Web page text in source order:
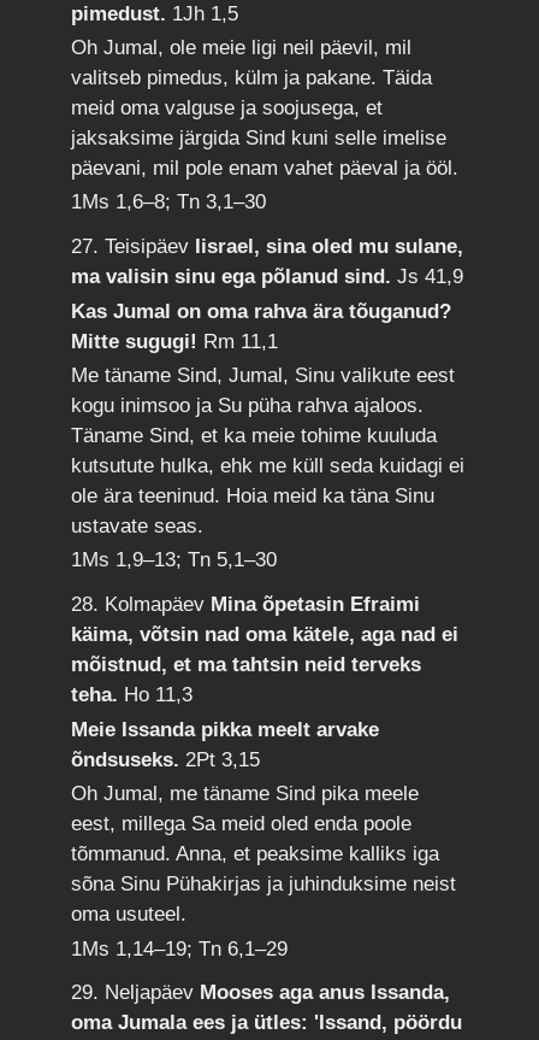
pimedust. 1Jh 1,5
Oh Jumal, ole meie ligi neil päevil, mil
valitseb pimedus, külm ja pakane. Täida
meid oma valguse ja soojusega, et
jaksaksime järgida Sind kuni selle imelise
päevani, mil pole enam vahet päeval ja ööl.
1Ms 1,6–8; Tn 3,1–30
27. Teisipäev Iisrael, sina oled mu sulane,
ma valisin sinu ega põlanud sind.Js 41,9
Kas Jumal on oma rahva ära tõuganud?
Mitte sugugi! Rm 11,1
Me täname Sind, Jumal, Sinu valikute eest
kogu inimsoo ja Su püha rahva ajaloos.
Täname Sind, et ka meie tohime kuuluda
kutsutute hulka, ehk me küll seda kuidagi ei
ole ära teeninud. Hoia meid ka täna Sinu
ustavate seas.
1Ms 1,9–13; Tn 5,1–30
28. Kolmapäev Mina õpetasin Efraimi
käima, võtsin nad oma kätele, aga nad ei
mõistnud, et ma tahtsin neid terveks
teha. Ho 11,3
Meie Issanda pikka meelt arvake
õndsuseks. 2Pt 3,15
Oh Jumal, me täname Sind pika meele
eest, millega Sa meid oled enda poole
tõmmanud. Anna, et peaksime kalliks iga
sõna Sinu Pühakirjas ja juhinduksime neist
oma usuteel.
1Ms 1,14–19; Tn 6,1–29
29. Neljapäev Mooses aga anus Issanda,
oma Jumala ees ja ütles: 'Issand, pöördu